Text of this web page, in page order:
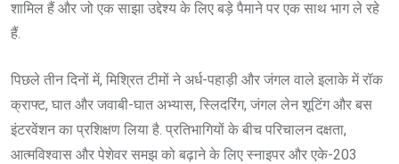
शामिल हैं और जो एक साझा उद्देश्य के लिए बड़े पैमाने पर एक साथ भाग ले रहे
हैं.
पिछले तीन दिनों में, मिश्रित टीमों ने अर्ध-पहाड़ी और जंगल वाले इलाके में रॉक
क्राफ्ट, घात और जवाबी-घात अभ्यास, स्लिदरिंग, जंगल लेन शूटिंग और बस
इंटरवेंशन का प्रशिक्षण लिया है. प्रतिभागियों के बीच परिचालन दक्षता,
आत्मविश्वास और पेशेवर समझ को बढ़ाने के लिए स्नाइपर और एके-203